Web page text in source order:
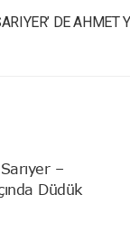
DE AHMET
–
Düdük